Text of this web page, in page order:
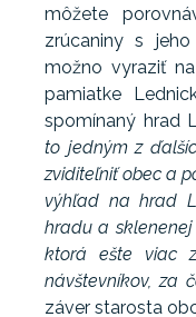
môžete
zrúcaniny s
možno vyraziť
pamiatke
spomínaný hrad
to jedným z
zviditeľniť obec a
výhľad na hrad
hradu a
ktorá ešte viac
návštevníkov, za
záver starosta